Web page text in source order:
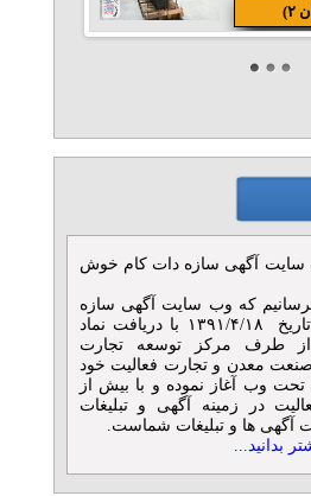
۲)
۲)
۲)
سایت آگهی سازه دات کام خوش
که وب سایت آگهی سازه
به طور رسمی از تاریخ ۱۳۹۱/۴/۱۸ با دریافت نماد
از طرف مرکز توسعه تجارت
صنعت معدن و تجارت فعالیت خود
تحت وب آغاز نموده و با بیش از
در زمینه آگهی و تبلیغات
آگهی ها و تبلیغات شماست.
بدانید...